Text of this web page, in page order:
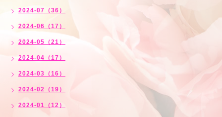
2024-07（36）
2024-06（17）
2024-05（21）
2024-04（17）
2024-03（16）
2024-02（19）
2024-01（12）